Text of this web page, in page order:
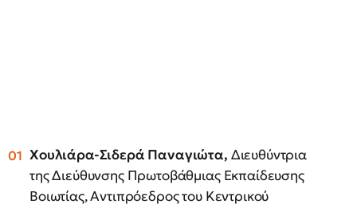
Χουλιάρα-Σιδερά Παναγιώτα, Διευθύντρια
της Διεύθυνσης Πρωτοβάθμιας Εκπαίδευσης
Βοιωτίας, Αντιπρόεδρος του Κεντρικού